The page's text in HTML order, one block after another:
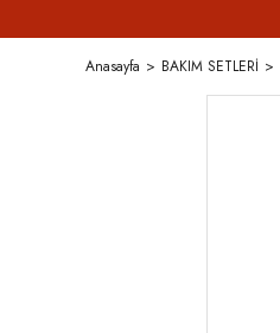
Anasayfa BAKIM SETLERİ